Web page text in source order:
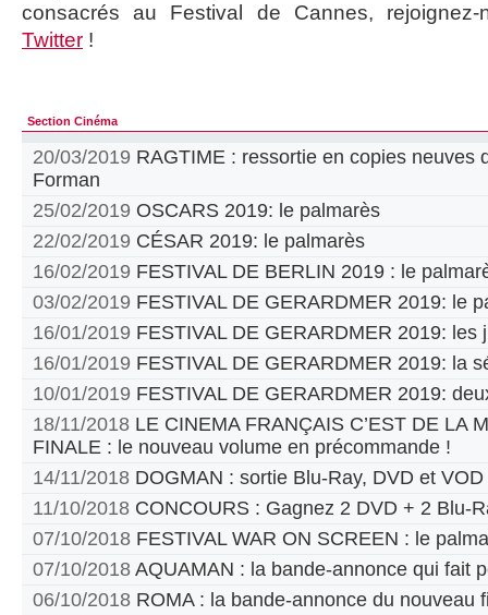
consacrés au Festival de Cannes,
Twitter !
Section Cinéma
20/03/2019 RAGTIME : ressortie en copies neuves
Forman
25/02/2019 OSCARS 2019: le palmarès
22/02/2019 CÉSAR 2019: le palmarès
16/02/2019 FESTIVAL DE BERLIN 2019 : le
03/02/2019 FESTIVAL DE GERARDMER 2019: le
16/01/2019 FESTIVAL DE GERARDMER 2019: les
16/01/2019 FESTIVAL DE GERARDMER 2019: la
10/01/2019 FESTIVAL DE GERARDMER 2019:
18/11/2018 LE CINEMA FRANÇAIS C’EST DE LA
FINALE : le nouveau volume en précommande !
14/11/2018 DOGMAN : sortie Blu-Ray, DVD et VOD
11/10/2018 CONCOURS : Gagnez 2 DVD + 2 Blu-
07/10/2018 FESTIVAL WAR ON SCREEN : le
07/10/2018 AQUAMAN : la bande-annonce qui fait
06/10/2018 ROMA : la bande-annonce du nouveau